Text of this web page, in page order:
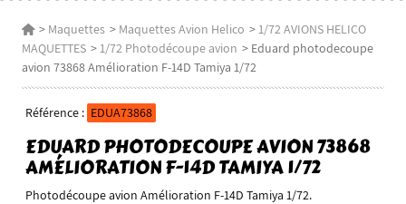
> Maquettes > Maquettes Avion Helico >1/72 AVIONS HELICO
MAQUETTES >1/72 Photodécoupe avion > Eduard photodecoupe
avion 73868 Amélioration F-14D Tamiya 1/72
Référence : EDUA73868
EDUARD PHOTODECOUPE AVION 73868
AMÉLIORATION F-14D TAMIYA 1/72
Photodécoupe avion Amélioration F-14D Tamiya 1/72.